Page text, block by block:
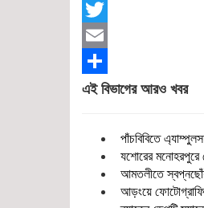
Facebook
Twitter
Email
Share
এই বিভাগের আরও খবর
পাঁচবিবিতে
যশোরের মনোহরপুরে
আমতলীতে
আড়ংয়ে ফোটোগ্রাফি